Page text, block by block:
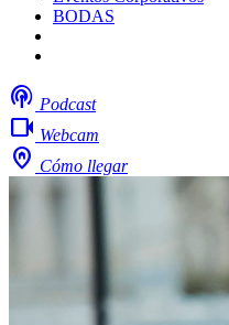
BODAS
podcasts Podcast
videocam Webcam
home_pin Cómo llegar